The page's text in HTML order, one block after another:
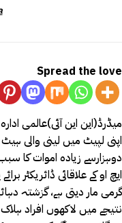
Spread the love
میڈرڈ(این این آئی)عالمی
اپنی لپیٹ میں لینی والی
دوہزارسے زیادہ اموات کا
ایچ او کے علاقائی ڈائریکٹر
گرمی مار دیتی ہے، گزشتہ
نتیجے میں لاکھوں افراد